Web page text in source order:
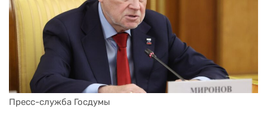
Пресс-служба Госдумы